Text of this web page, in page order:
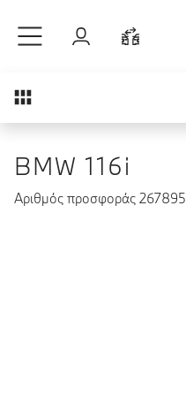
Σύνδεση
Επισκόπηση
BMW 116i
Αριθμός προσφοράς 267895